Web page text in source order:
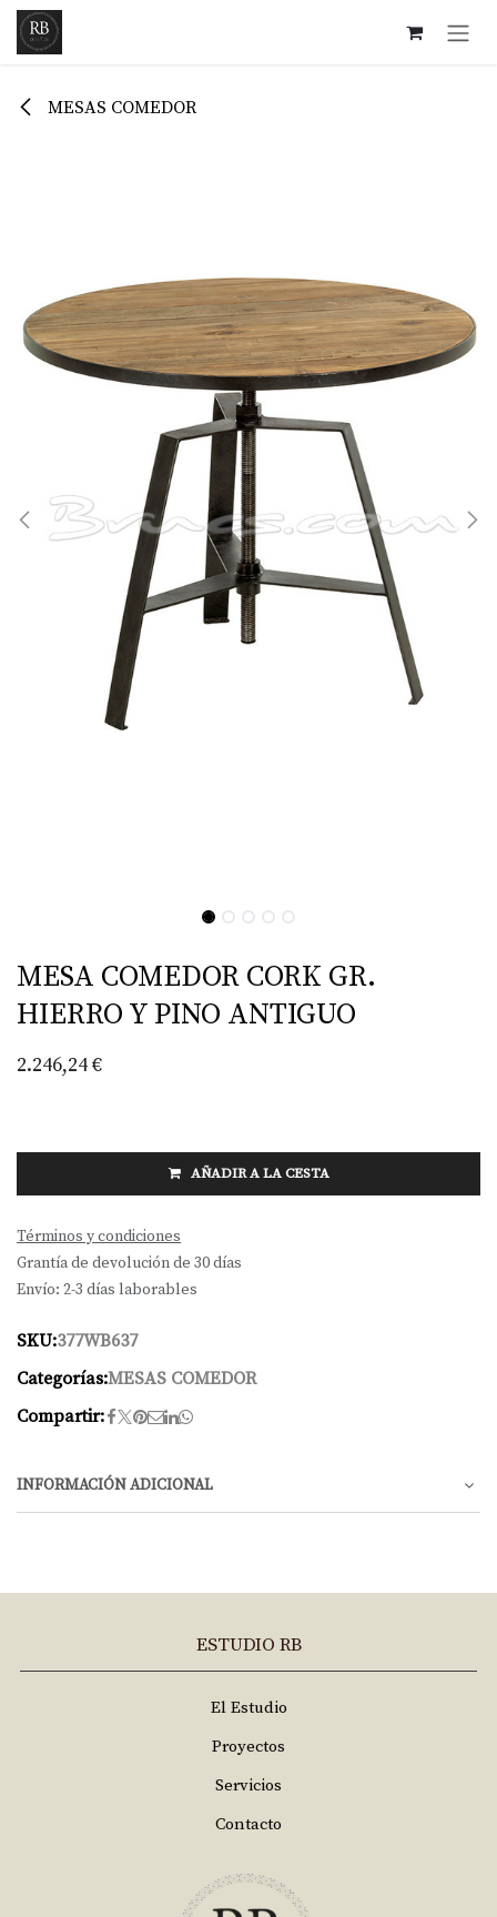
Ir al contenido
MESAS COMEDOR
MESA COMEDOR CORK GR.
HIERRO Y PINO ANTIGUO
2.246,24€
AÑADIR A LA CESTA
Términos y condiciones
Grantía de devolución de 30 días
Envío: 2-3 días laborables
SKU:377WB637
Categorías:MESAS COMEDOR
Compartir:
INFORMACIÓN ADICIONAL
ESTUDIO RB
El Estudio
Proyectos
Servicios
Contacto